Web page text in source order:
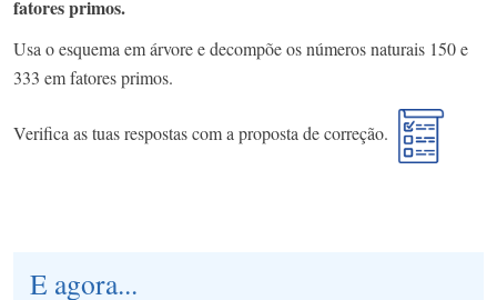
fatores primos.
Usa o esquema em árvore e decompõe os números naturais 150 e
333 em fatores primos.
Verifica as tuas respostas com a proposta de correção.
E agora...